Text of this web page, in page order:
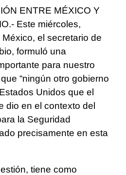
ENTRE MÉXICO Y
Este miércoles,
el secretario de
formuló una
para nuestro
“ningún otro gobierno
Unidos que el
dio en el contexto del
la Seguridad
precisamente en esta
tiene como